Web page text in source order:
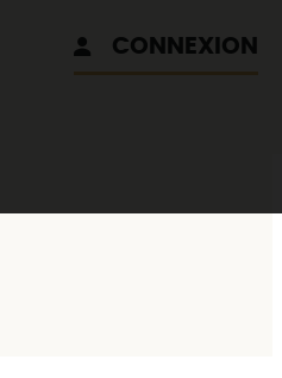
CONNEXION